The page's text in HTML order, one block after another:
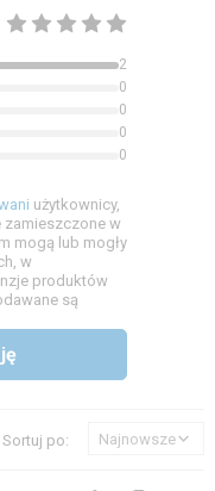
2
0
0
0
0
użytkownicy,
zamieszczone w
mogą lub mogły
w
produktów
są
Sortuj po: Najnowsze